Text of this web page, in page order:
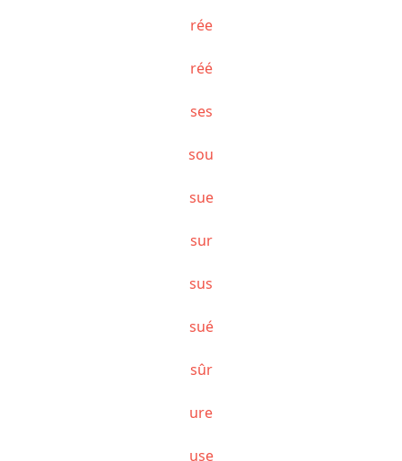
rée
réé
ses
sou
sue
sur
sus
sué
sûr
ure
use